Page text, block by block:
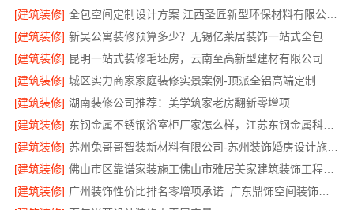
[建筑装修]
全包空间定制设计方案 江西圣匠新型环保材料有限公司 让装修更轻松
[建筑装修] 新吴公寓装修预算多少？无锡亿莱居装饰一站式全包
[建筑装修]
[建筑装修] 城区实力商家家庭装修实景案例-顶派全铝高端定制
[建筑装修] 湖南装修公司推荐：美学筑家老房翻新零增项
[建筑装修]
东钢金属不锈钢浴室柜厂家怎么样，江苏东钢金属科技有限公司详解
[建筑装修]
苏州兔哥哥智装新材料有限公司-苏州装饰婚房设计施工一体化服务
[建筑装修]
佛山市区靠谱家装施工佛山市雅居美家建筑装饰工程有限公司
[建筑装修]
广州装饰性价比排名零增项承诺_广东鼎饰空间装饰工程有限公司